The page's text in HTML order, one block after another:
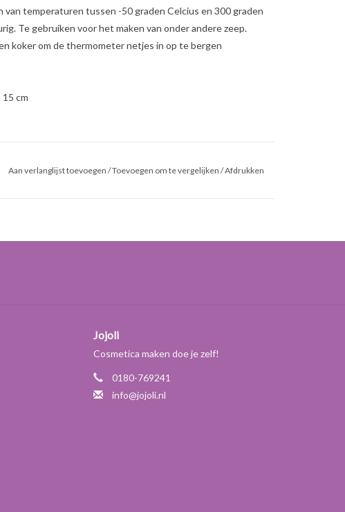
temperaturen tussen -50 graden Celcius en 300 graden
Te gebruiken voor het maken van onder andere zeep.
koker om de thermometer netjes in op te bergen
cm
Aan verlanglijst toevoegen /Toevoegen om te vergelijken /Afdrukken
Jojoli
Cosmetica maken doe je zelf!
0180-769241
info@jojoli.nl